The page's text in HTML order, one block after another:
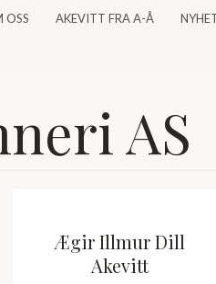
OSS AKEVITT FRA A-Å
AS
Ægir Illmur Dill
Akevitt